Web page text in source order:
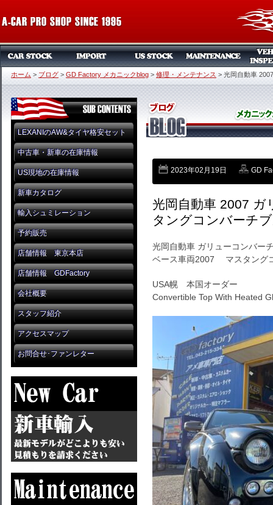
ホーム > ブログ > GD Factory メカニックblog > 修理・メンテナンス > 光岡自動車
LEXANIのAW&タイヤ格安セット
中古車・新車の在庫情報
US現地の在庫情報
新車カタログ
輸入シュミレーション
予約販売
店舗情報 東京本店
店舗情報 GDFactory
会社概要
スタッフ紹介
アクセスマップ
お問合せ･ファンレター
2023年02月19日 GD
光岡自動車 2007
タングコンバーチ
光岡自動車 ガリューコンバー
ベース車両2007 マスタング
USA幌 本国オーダー
Convertible Top With Heated